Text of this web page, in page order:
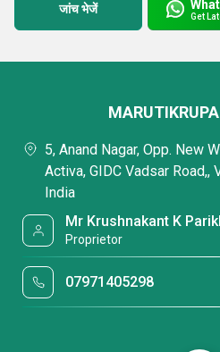
जांच भेजें
Get
5, Anand Nagar, Opp. New
Activa, GIDC Vadsar Road,,
India
Mr Krushnakant K
Proprietor
07971405298